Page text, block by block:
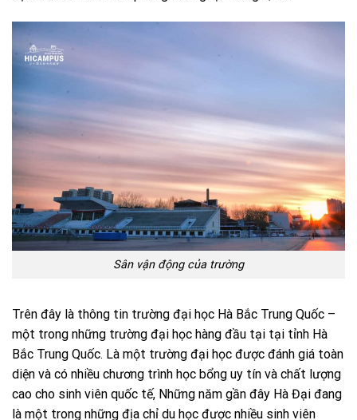
Sân vận động của trường
Trên đây là thông tin trường đại học Hà Bắc Trung Quốc –
một trong những trường đại học hàng đầu tại tại tỉnh Hà
Bắc Trung Quốc. Là một trường đại học được đánh giá toàn
diện và có nhiều chương trình học bổng uy tín và chất lượng
cao cho sinh viên quốc tế, Những năm gần đây Hà Đại đang
là một trong những địa chỉ du học được nhiều sinh viên